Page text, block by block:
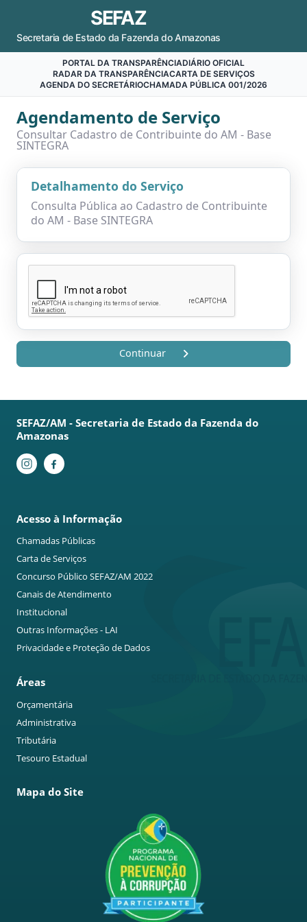
SEFAZ
Secretaria de Estado da Fazenda do Amazonas
PORTAL DA TRANSPARÊNCIADIÁRIO OFICIAL
RADAR DA TRANSPARÊNCIACARTA DE SERVIÇOS
AGENDA DO SECRETÁRIOCHAMADA PÚBLICA 001/2026
Agendamento de Serviço
Consultar Cadastro de Contribuinte do AM - Base
SINTEGRA
Detalhamento do Serviço
Consulta Pública ao Cadastro de Contribuinte
do AM - Base SINTEGRA
Continuar
SEFAZ/AM - Secretaria de Estado da Fazenda do
Amazonas
Acesso à Informação
Chamadas Públicas
Carta de Serviços
Concurso Público SEFAZ/AM 2022
Canais de Atendimento
Institucional
Outras Informações - LAI
Privacidade e Proteção de Dados
Áreas
Orçamentária
Administrativa
Tributária
Tesouro Estadual
Mapa do Site